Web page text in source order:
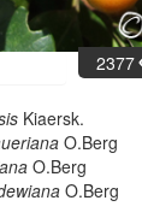
2377
Kiaersk.
O.Berg
O.Berg
O.Berg